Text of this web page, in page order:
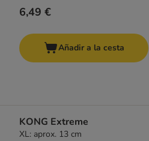
6,49 €
Añadir a la cesta
KONG Extreme
XL: aprox. 13 cm